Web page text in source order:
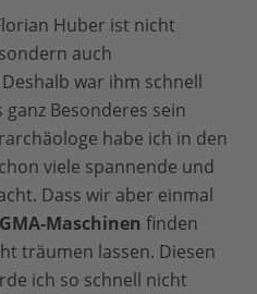
Huber ist nicht
auch
war ihm schnell
Besonderes sein
habe ich in den
viele spannende und
Dass wir aber einmal
Maschinen finden
träumen lassen. Diesen
ich so schnell nicht